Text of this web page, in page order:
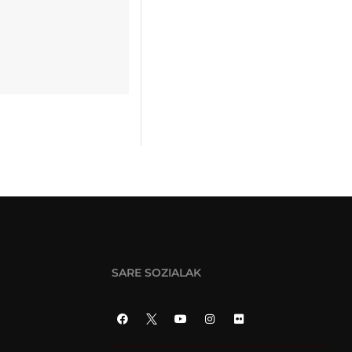
SARE SOZIALAK